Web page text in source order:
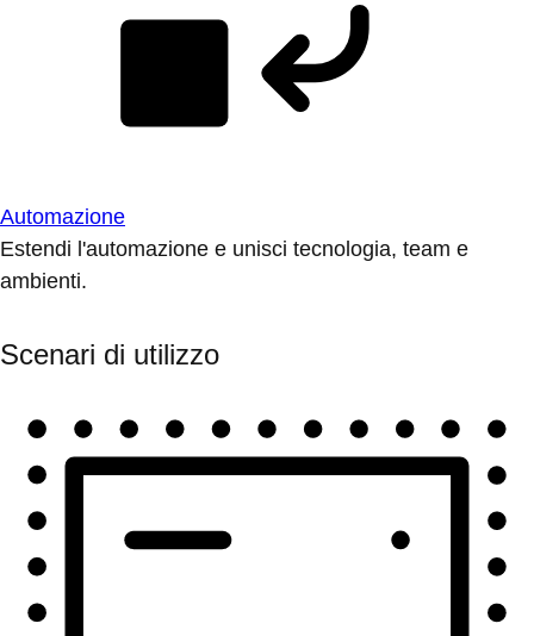
Automazione
Estendi l'automazione e unisci tecnologia, team e
ambienti.
Scenari di utilizzo